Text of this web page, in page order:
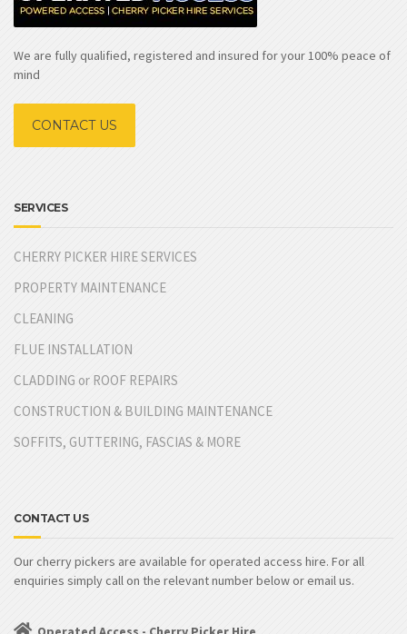
We are fully qualified, registered and insured for your 100% peace of
mind
CONTACT US
SERVICES
CHERRY PICKER HIRE SERVICES
PROPERTY MAINTENANCE
CLEANING
FLUE INSTALLATION
CLADDING or ROOF REPAIRS
CONSTRUCTION & BUILDING MAINTENANCE
SOFFITS, GUTTERING, FASCIAS & MORE
CONTACT US
Our cherry pickers are available for operated access hire. For all
enquiries simply call on the relevant number below or email us.